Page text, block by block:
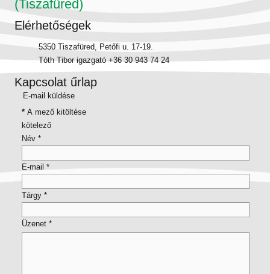
(Tiszafüred)
Elérhetőségek
5350 Tiszafüred, Petőfi u. 17-19.
Tóth Tibor igazgató +36 30 943 74 24
Kapcsolat űrlap
E-mail küldése
* A mező kitöltése
kötelező
Név *
E-mail *
Tárgy *
Üzenet *